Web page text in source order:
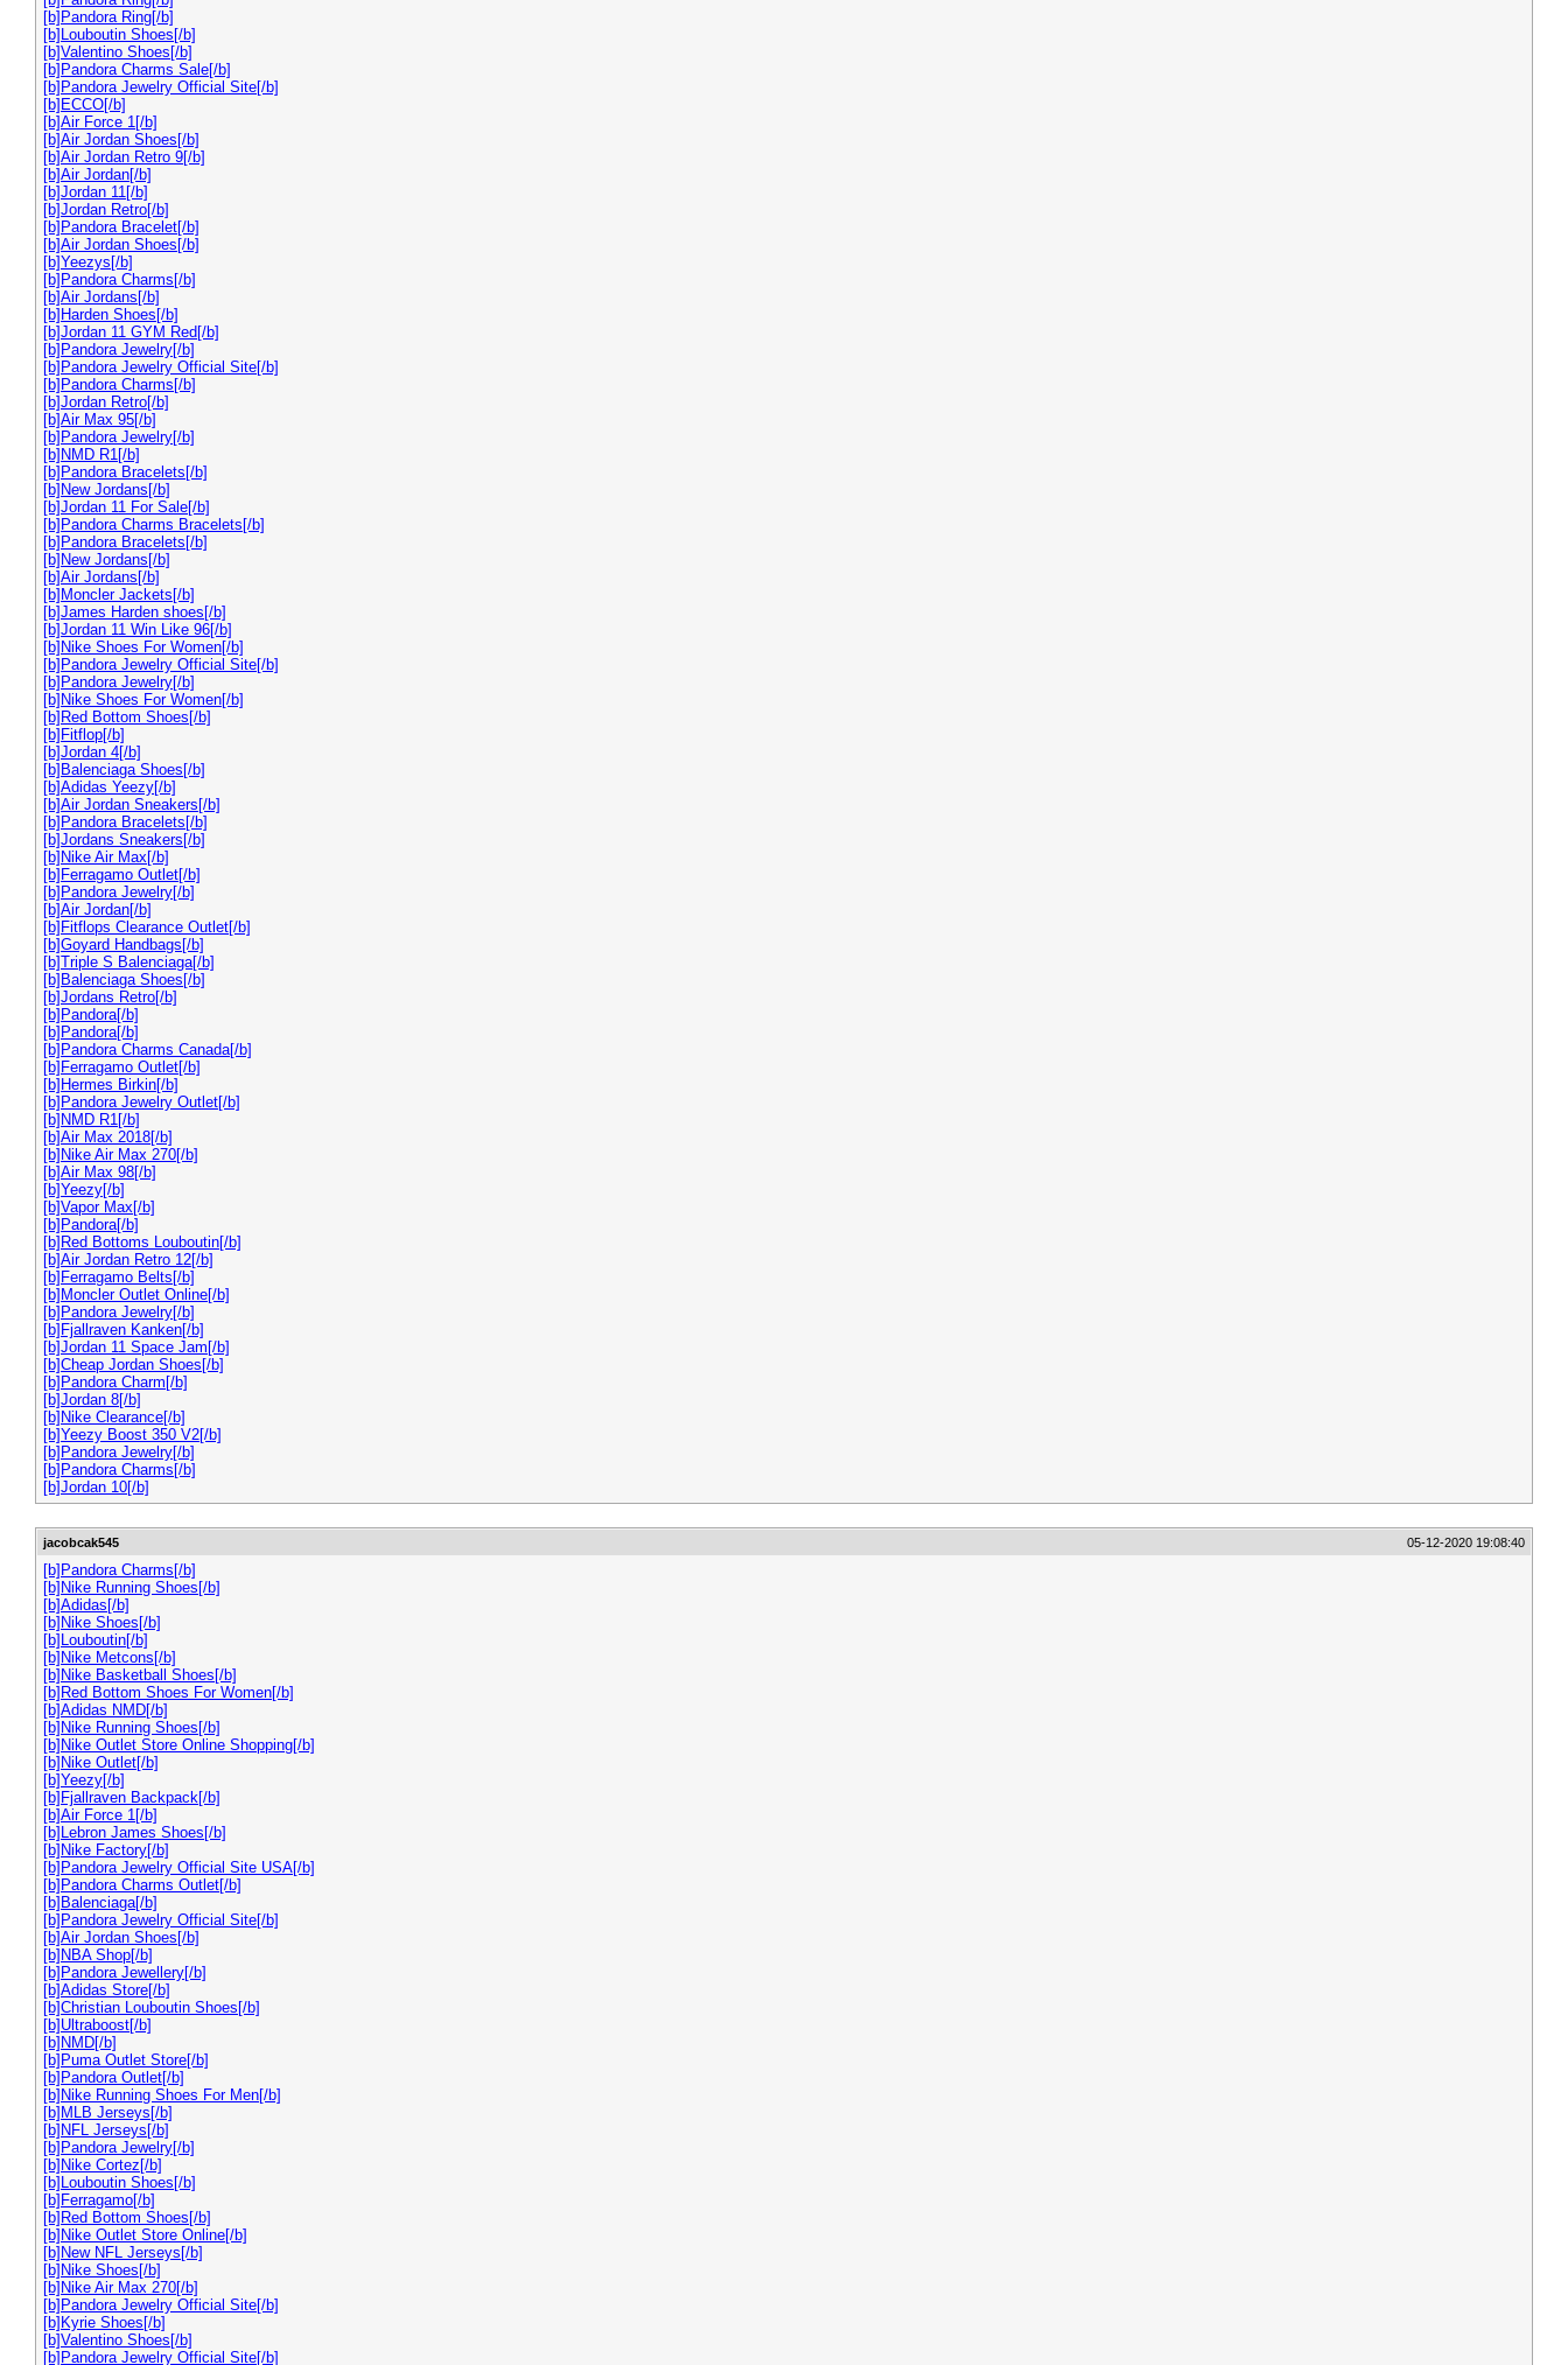
[b]Pandora Ring[/b]
[b]Louboutin Shoes[/b]
[b]Valentino Shoes[/b]
[b]Pandora Charms Sale[/b]
[b]Pandora Jewelry Official Site[/b]
[b]ECCO[/b]
[b]Air Force 1[/b]
[b]Air Jordan Shoes[/b]
[b]Air Jordan Retro 9[/b]
[b]Air Jordan[/b]
[b]Jordan 11[/b]
[b]Jordan Retro[/b]
[b]Pandora Bracelet[/b]
[b]Air Jordan Shoes[/b]
[b]Yeezys[/b]
[b]Pandora Charms[/b]
[b]Air Jordans[/b]
[b]Harden Shoes[/b]
[b]Jordan 11 GYM Red[/b]
[b]Pandora Jewelry[/b]
[b]Pandora Jewelry Official Site[/b]
[b]Pandora Charms[/b]
[b]Jordan Retro[/b]
[b]Air Max 95[/b]
[b]Pandora Jewelry[/b]
[b]NMD R1[/b]
[b]Pandora Bracelets[/b]
[b]New Jordans[/b]
[b]Jordan 11 For Sale[/b]
[b]Pandora Charms Bracelets[/b]
[b]Pandora Bracelets[/b]
[b]New Jordans[/b]
[b]Air Jordans[/b]
[b]Moncler Jackets[/b]
[b]James Harden shoes[/b]
[b]Jordan 11 Win Like 96[/b]
[b]Nike Shoes For Women[/b]
[b]Pandora Jewelry Official Site[/b]
[b]Pandora Jewelry[/b]
[b]Nike Shoes For Women[/b]
[b]Red Bottom Shoes[/b]
[b]Fitflop[/b]
[b]Jordan 4[/b]
[b]Balenciaga Shoes[/b]
[b]Adidas Yeezy[/b]
[b]Air Jordan Sneakers[/b]
[b]Pandora Bracelets[/b]
[b]Jordans Sneakers[/b]
[b]Nike Air Max[/b]
[b]Ferragamo Outlet[/b]
[b]Pandora Jewelry[/b]
[b]Air Jordan[/b]
[b]Fitflops Clearance Outlet[/b]
[b]Goyard Handbags[/b]
[b]Triple S Balenciaga[/b]
[b]Balenciaga Shoes[/b]
[b]Jordans Retro[/b]
[b]Pandora[/b]
[b]Pandora[/b]
[b]Pandora Charms Canada[/b]
[b]Ferragamo Outlet[/b]
[b]Hermes Birkin[/b]
[b]Pandora Jewelry Outlet[/b]
[b]NMD R1[/b]
[b]Air Max 2018[/b]
[b]Nike Air Max 270[/b]
[b]Air Max 98[/b]
[b]Yeezy[/b]
[b]Vapor Max[/b]
[b]Pandora[/b]
[b]Red Bottoms Louboutin[/b]
[b]Air Jordan Retro 12[/b]
[b]Ferragamo Belts[/b]
[b]Moncler Outlet Online[/b]
[b]Pandora Jewelry[/b]
[b]Fjallraven Kanken[/b]
[b]Jordan 11 Space Jam[/b]
[b]Cheap Jordan Shoes[/b]
[b]Pandora Charm[/b]
[b]Jordan 8[/b]
[b]Nike Clearance[/b]
[b]Yeezy Boost 350 V2[/b]
[b]Pandora Jewelry[/b]
[b]Pandora Charms[/b]
[b]Jordan 10[/b]
jacobcak545 05-12-2020 19:08:40
[b]Pandora Charms[/b]
[b]Nike Running Shoes[/b]
[b]Adidas[/b]
[b]Nike Shoes[/b]
[b]Louboutin[/b]
[b]Nike Metcons[/b]
[b]Nike Basketball Shoes[/b]
[b]Red Bottom Shoes For Women[/b]
[b]Adidas NMD[/b]
[b]Nike Running Shoes[/b]
[b]Nike Outlet Store Online Shopping[/b]
[b]Nike Outlet[/b]
[b]Yeezy[/b]
[b]Fjallraven Backpack[/b]
[b]Air Force 1[/b]
[b]Lebron James Shoes[/b]
[b]Nike Factory[/b]
[b]Pandora Jewelry Official Site USA[/b]
[b]Pandora Charms Outlet[/b]
[b]Balenciaga[/b]
[b]Pandora Jewelry Official Site[/b]
[b]Air Jordan Shoes[/b]
[b]NBA Shop[/b]
[b]Pandora Jewellery[/b]
[b]Adidas Store[/b]
[b]Christian Louboutin Shoes[/b]
[b]Ultraboost[/b]
[b]NMD[/b]
[b]Puma Outlet Store[/b]
[b]Pandora Outlet[/b]
[b]Nike Running Shoes For Men[/b]
[b]MLB Jerseys[/b]
[b]NFL Jerseys[/b]
[b]Pandora Jewelry[/b]
[b]Nike Cortez[/b]
[b]Louboutin Shoes[/b]
[b]Ferragamo[/b]
[b]Red Bottom Shoes[/b]
[b]Nike Outlet Store Online[/b]
[b]New NFL Jerseys[/b]
[b]Nike Shoes[/b]
[b]Nike Air Max 270[/b]
[b]Pandora Jewelry Official Site[/b]
[b]Kyrie Shoes[/b]
[b]Valentino Shoes[/b]
[b]Pandora Jewelry Official Site[/b]